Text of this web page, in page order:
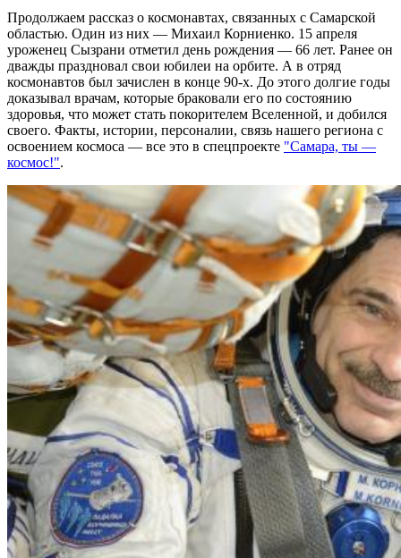
ремонта
07.08.2026 | 13:37
20 яхтсменов из Самарской области поборются за
олимпийские путевки на Спартакиаде народов России
07.08.2026 | 13:31
Станцию умягчения воды в Отрадном запустят до конца лета
07.08.2026 | 13:22
Учебные заведения Самарской области приглашают к участию
в конкурсе команд вузов
07.08.2026 | 13:08
Востребованная специальность: в Самарской области растёт
интерес к службе по контракту в войсках беспилотных систем
07.08.2026 | 12:58
В Самаре водитель Toyota Camry сбил 9-летнюю девочку на
пешеходном переходе
07.08.2026 | 12:21
Самарцам рассказали, какие травмы бывают при падении
ребенка из окна
07.08.2026 | 12:19
Как региональный конкурс "Достояние губернии" помогает
предпринимателям выходить на новый уровень
07.08.2026 | 12:00
Юнармейцы Промышленного района осваивают беспилотные
системы
07.08.2026 | 11:47
В двух городах выявили загрязнение воздуха из-за горящей
свалки
07.08.2026 | 11:40
В Самаре продолжается обновление парка имени Щорса
07.08.2026 | 11:36
В Красноярском районе проверили безопасность и ремонт в
школах и детсадах
07.08.2026 | 11:31
Жители Отрадного проходят исследования на современном
Продолжаем рассказ о космонавтах, связанных с Самарской
областью. Один из них — Михаил Корниенко. 15 апреля
уроженец Сызрани отметил день рождения — 66 лет. Ранее он
дважды праздновал свои юбилеи на орбите. А в отряд
космонавтов был зачислен в конце 90-х. До этого долгие годы
доказывал врачам, которые браковали его по состоянию
здоровья, что может стать покорителем Вселенной, и добился
своего. Факты, истории, персоналии, связь нашего региона с
освоением космоса — все это в спецпроекте "Самара, ты —
космос!".